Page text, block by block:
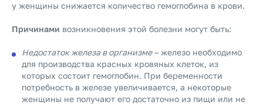
у женщины снижается количество гемоглобина в крови.
Причинами возникновения этой болезни могут быть:
Недостаток железа в организме– железо необходимо
для производства красных кровяных клеток, из
которых состоит гемоглобин. При беременности
потребность в железе увеличивается, а некоторые
женщины не получают его достаточно из пищи или не